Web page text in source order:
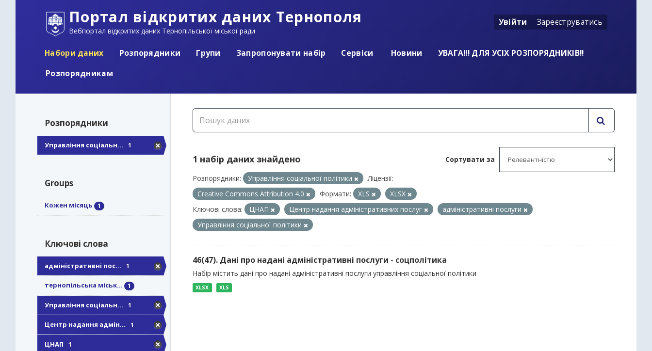
Портал відкритих даних Тернополя
Вебпортал відкритих даних Тернопільської міської ради
Увійти Зареєструватись
Набори даних Розпорядники Групи Запропонувати набір Сервіси Новини
УВАГА!!! ДЛЯ УСІХ РОЗПОРЯДНИКІВ!!
Розпорядникам
Розпорядники
Управління соціальн... 1
Groups
Кожен місяць 1
Ключові слова
адміністративні пос... 1
тернопільська міськ... 1
Управління соціальн... 1
Центр надання адмін... 1
ЦНАП 1
Сортувати за
1 набір даних знайдено
Розпорядники: Управління соціальної політики
Ліцензії:
Creative Commons Attribution 4.0
Формати: XLS
XLSX
Ключові слова:
ЦНАП Центр надання адміністративних послуг
адміністративні послуги
Управління соціальної політики
46(47). Дані про надані адміністративні послуги - соцполітика
Набір містить дані про надані адміністративні послуги управління соціальної політики
XLSX XLS